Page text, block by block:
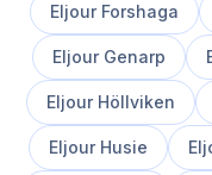
Eljour Forshaga
Eljour Genarp
Eljour Höllviken
Eljour Husie